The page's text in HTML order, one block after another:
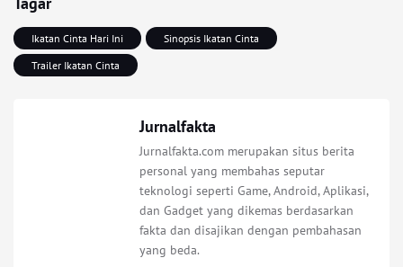
Ikatan Cinta Hari Ini
Sinopsis Ikatan Cinta
Trailer Ikatan Cinta
Jurnalfakta
Jurnalfakta.com merupakan situs berita
personal yang membahas seputar
teknologi seperti Game, Android, Aplikasi,
dan Gadget yang dikemas berdasarkan
fakta dan disajikan dengan pembahasan
yang beda.